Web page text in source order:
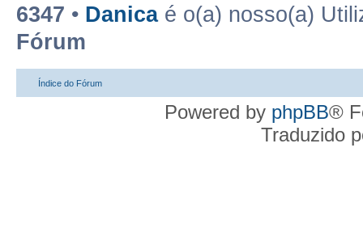
6347 • Danicaé o(a) nosso(a)
Fórum
Índice do Fórum
Powered by phpBB®
Traduzido